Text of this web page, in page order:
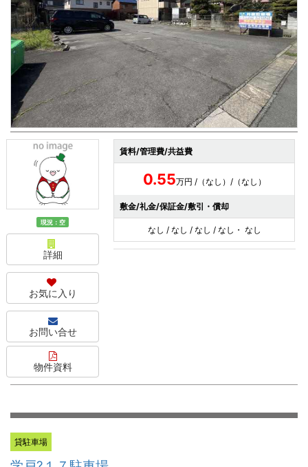
現況：空
詳細
お気に入り
お問い合せ
物件資料
賃料/管理費/共益費
0.55万円 /（なし）/（なし）
敷金/礼金/保証金/敷引・償却
なし / なし / なし / なし・ なし
貸駐車場